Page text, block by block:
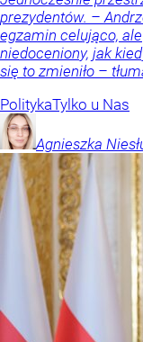
prezydentów. –
egzamin celująco,
niedoceniony, jak
się to zmieniło –
PolitykaTylko u Nas
Agnieszka